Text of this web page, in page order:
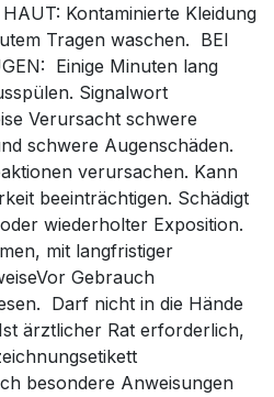
Kontaminierte Kleidung
Tragen waschen. BEI
Einige Minuten lang
Signalwort
Verursacht schwere
schwere Augenschäden.
verursachen. Kann
beeinträchtigen. Schädigt
wiederholter Exposition.
mit langfristiger
Gebrauch
Darf nicht in die Hände
ärztlicher Rat erforderlich,
besondere Anweisungen